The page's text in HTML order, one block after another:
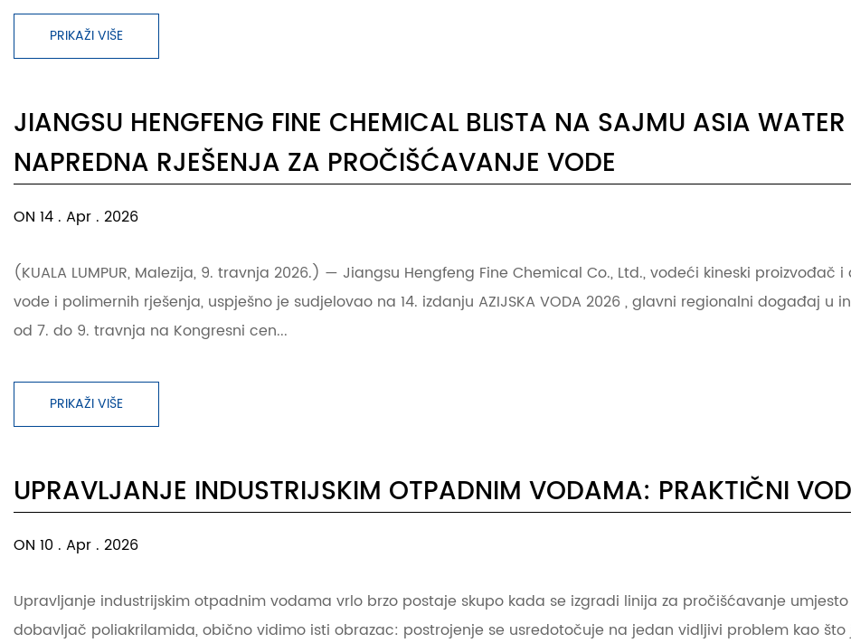
PRIKAŽI VIŠE
JIANGSU HENGFENG FINE CHEMICAL BLISTA NA SAJMU ASIA
NAPREDNA RJEŠENJA ZA PROČIŠĆAVANJE VODE
ON 14 . Apr . 2026
(KUALA LUMPUR, Malezija, 9. travnja 2026.) — Jiangsu Hengfeng Fine Chemical Co., Ltd., vodeći kineski
vode i polimernih rješenja, uspješno je sudjelovao na 14. izdanju AZIJSKA VODA 2026 , glavni regionalni događaj
od 7. do 9. travnja na Kongresni cen...
PRIKAŽI VIŠE
UPRAVLJANJE INDUSTRIJSKIM OTPADNIM VODAMA: PRAKTIČNI
ON 10 . Apr . 2026
Upravljanje industrijskim otpadnim vodama vrlo brzo postaje skupo kada se izgradi linija za pročišćavanje
dobavljač poliakrilamida, obično vidimo isti obrazac: postrojenje se usredotočuje na jedan vidljivi problem kao